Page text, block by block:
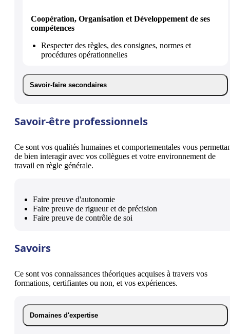
Coopération, Organisation et Développement de ses
compétences
Respecter des règles, des consignes, normes et
procédures opérationnelles
Savoir-faire secondaires
Savoir-être professionnels
Ce sont vos qualités humaines et comportementales vous
de bien interagir avec vos collègues et votre environnement de
travail en règle générale.
Faire preuve d'autonomie
Faire preuve de rigueur et de précision
Faire preuve de contrôle de soi
Savoirs
Ce sont vos connaissances théoriques acquises à travers vos
formations, certifiantes ou non, et vos expériences.
Domaines d'expertise